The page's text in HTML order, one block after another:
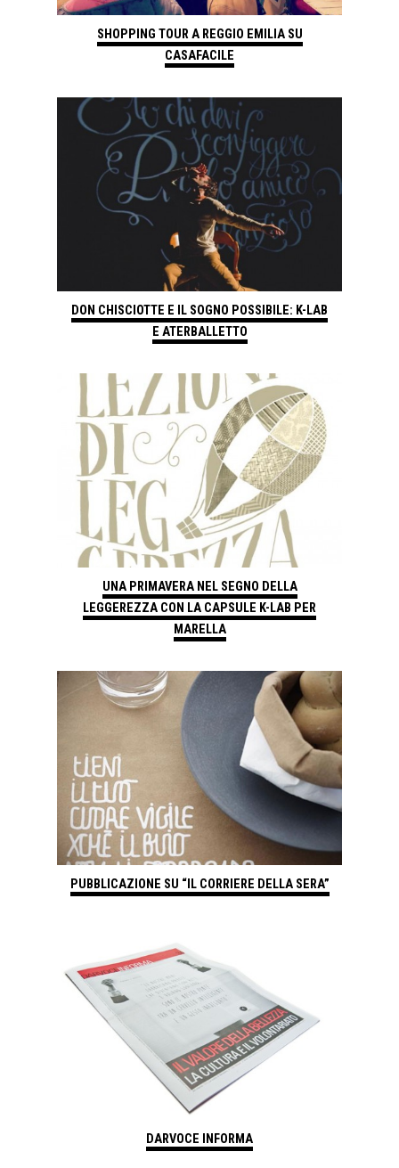
SHOPPING TOUR A REGGIO EMILIA SU
CASAFACILE
DON CHISCIOTTE E IL SOGNO POSSIBILE: K-LAB
E ATERBALLETTO
UNA PRIMAVERA NEL SEGNO DELLA
LEGGEREZZA CON LA CAPSULE K-LAB PER
MARELLA
PUBBLICAZIONE SU “IL CORRIERE DELLA SERA”
DARVOCE INFORMA